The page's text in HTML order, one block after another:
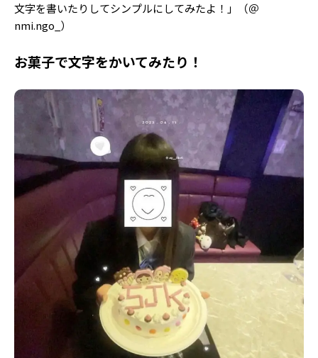
文字を書いたりしてシンプルにしてみたよ！」（＠
nmi.ngo_）
お菓子で文字をかいてみたり！